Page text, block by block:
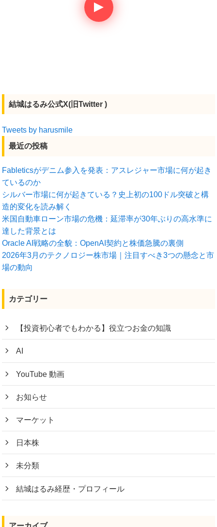
結城はるみ公式X(旧Twitter )
Tweets by harusmile
最近の投稿
Fableticsがデニム参入を発表：アスレジャー市場に何が起き
ているのか
シルバー市場に何が起きている？史上初の100ドル突破と構
造的変化を読み解く
米国自動車ローン市場の危機：延滞率が30年ぶりの高水準に
達した背景とは
Oracle AI戦略の全貌：OpenAI契約と株価急騰の裏側
2026年3月のテクノロジー株市場｜注目すべき3つの懸念と市
場の動向
カテゴリー
【投資初心者でもわかる】役立つお金の知識
AI
YouTube 動画
お知らせ
マーケット
日本株
未分類
結城はるみ経歴・プロフィール